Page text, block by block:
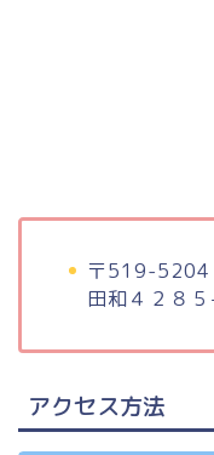
〒519-5204
田和４２８
アクセス方法